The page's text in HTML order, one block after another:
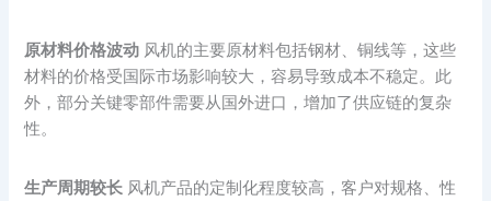
原材料价格波动 风机的主要原材料包括钢材、铜线等，这些
材料的价格受国际市场影响较大，容易导致成本不稳定。此
外，部分关键零部件需要从国外进口，增加了供应链的复杂
性。
生产周期较长 风机产品的定制化程度较高，客户对规格、性